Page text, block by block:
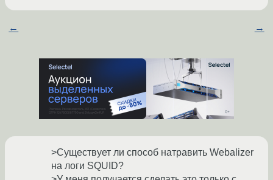
← →
>Существует ли способ натравить Webalizer
на логи SQUID?